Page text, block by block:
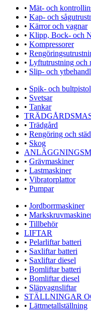
• Mät- och
• Kap- och
• Kärror och vagnar
• Klipp, Bock- och
• Kompressorer
•
• Lyftutrustning och
• Slip- och
• Spik- och
• Svetsar
• Tankar
• Trädgård
• Rengöring och städ
• Skog
• Grävmaskiner
• Lastmaskiner
• Vibratorplattor
• Pumpar
• Jordborrmaskiner
•
• Tillbehör
LIFTAR
• Pelarliftar batteri
• Saxliftar batteri
• Saxliftar diesel
• Bomliftar batteri
• Bomliftar diesel
• Släpvagnsliftar
STÄLLNINGAR
• Lättmetallställning